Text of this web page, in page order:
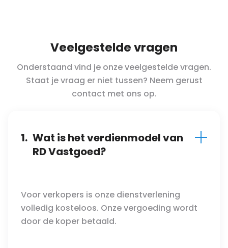
Veelgestelde vragen
Onderstaand vind je onze veelgestelde vragen.
Staat je vraag er niet tussen? Neem gerust
contact met ons op.
1. Wat is het verdienmodel van
RD Vastgoed?
Voor verkopers is onze dienstverlening
volledig kosteloos. Onze vergoeding wordt
door de koper betaald.